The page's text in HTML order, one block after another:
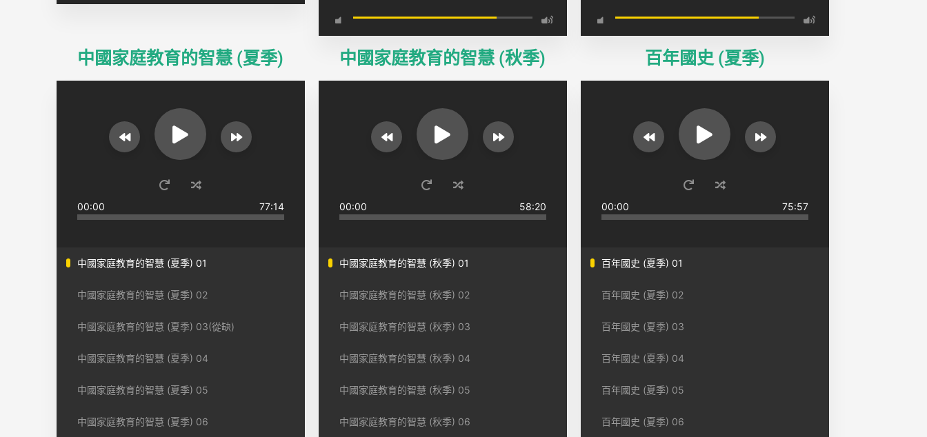
中國家庭教育的智慧 (夏季)
00:00 77:14
中國家庭教育的智慧 (夏季) 01
中國家庭教育的智慧 (夏季) 02
中國家庭教育的智慧 (夏季) 03(從缺)
中國家庭教育的智慧 (夏季) 04
中國家庭教育的智慧 (夏季) 05
中國家庭教育的智慧 (夏季) 06
中國家庭教育的智慧 (秋季)
00:00 58:20
中國家庭教育的智慧 (秋季) 01
中國家庭教育的智慧 (秋季) 02
中國家庭教育的智慧 (秋季) 03
中國家庭教育的智慧 (秋季) 04
中國家庭教育的智慧 (秋季) 05
中國家庭教育的智慧 (秋季) 06
百年國史 (夏季)
00:00 75:57
百年國史 (夏季) 01
百年國史 (夏季) 02
百年國史 (夏季) 03
百年國史 (夏季) 04
百年國史 (夏季) 05
百年國史 (夏季) 06